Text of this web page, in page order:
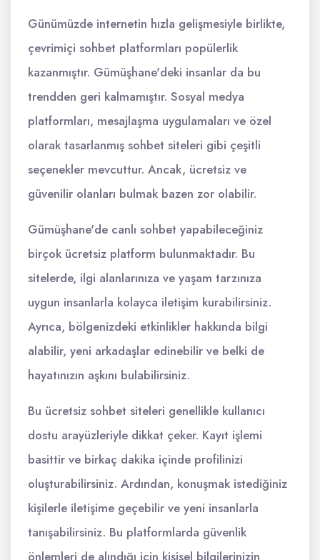
Günümüzde internetin hızla gelişmesiyle birlikte,
çevrimiçi sohbet platformları popülerlik
kazanmıştır. Gümüşhane'deki insanlar da bu
trendden geri kalmamıştır. Sosyal medya
platformları, mesajlaşma uygulamaları ve özel
olarak tasarlanmış sohbet siteleri gibi çeşitli
seçenekler mevcuttur. Ancak, ücretsiz ve
güvenilir olanları bulmak bazen zor olabilir.
Gümüşhane'de canlı sohbet yapabileceğiniz
birçok ücretsiz platform bulunmaktadır. Bu
sitelerde, ilgi alanlarınıza ve yaşam tarzınıza
uygun insanlarla kolayca iletişim kurabilirsiniz.
Ayrıca, bölgenizdeki etkinlikler hakkında bilgi
alabilir, yeni arkadaşlar edinebilir ve belki de
hayatınızın aşkını bulabilirsiniz.
Bu ücretsiz sohbet siteleri genellikle kullanıcı
dostu arayüzleriyle dikkat çeker. Kayıt işlemi
basittir ve birkaç dakika içinde profilinizi
oluşturabilirsiniz. Ardından, konuşmak istediğiniz
kişilerle iletişime geçebilir ve yeni insanlarla
tanışabilirsiniz. Bu platformlarda güvenlik
önlemleri de alındığı için kişisel bilgilerinizin